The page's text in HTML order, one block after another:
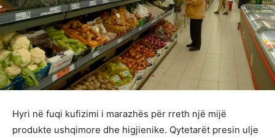
Hyri në fuqi kufizimi i marazhës për rreth një mijë
produkte ushqimore dhe higjienike. Qytetarët presin ulje